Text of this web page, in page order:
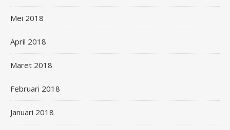
Mei 2018
April 2018
Maret 2018
Februari 2018
Januari 2018